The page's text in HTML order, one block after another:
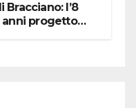
Bracciano: l’8
anni progetto